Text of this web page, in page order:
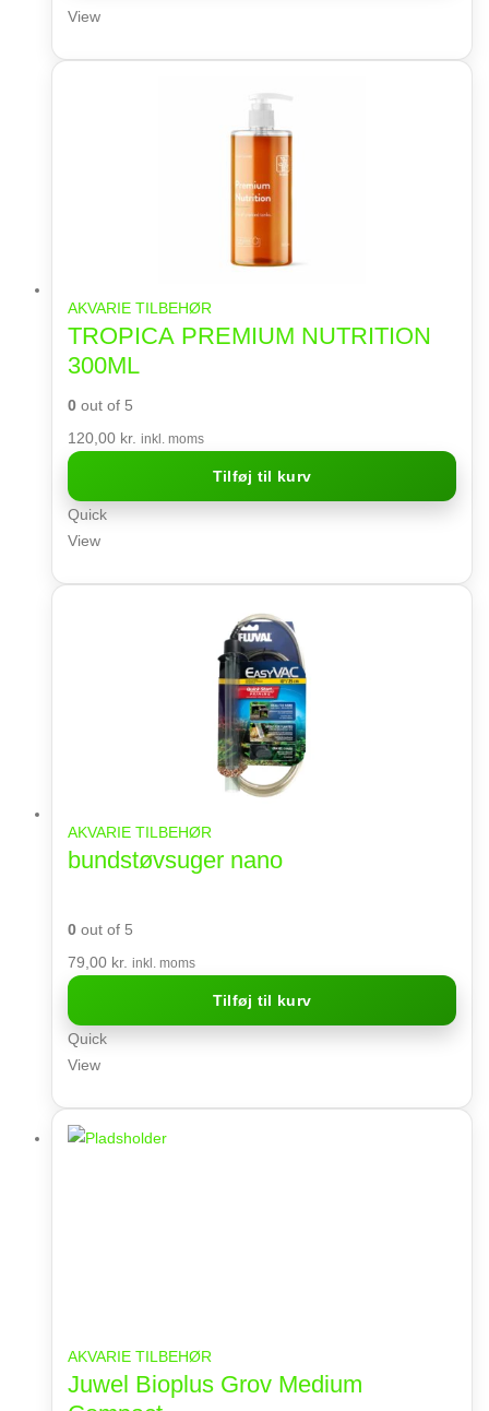
View
AKVARIE TILBEHØR
TROPICA PREMIUM NUTRITION
300ML
0 out of 5
120,00 kr. inkl. moms
Tilføj til kurv
Quick
View
AKVARIE TILBEHØR
bundstøvsuger nano
0 out of 5
79,00 kr. inkl. moms
Tilføj til kurv
Quick
View
AKVARIE TILBEHØR
Juwel Bioplus Grov Medium